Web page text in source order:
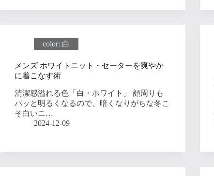
color: 白
メンズ ホワイトニット・セーターを爽やか
に着こなす術
清潔感溢れる色「白・ホワイト」 顔周りも
パッと明るくなるので、暗くなりがちな冬こ
そ白いニ…
2024-12-09